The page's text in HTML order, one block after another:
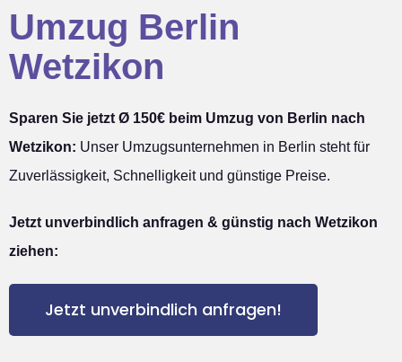
Umzug Berlin
Wetzikon
Sparen Sie jetzt Ø 150€ beim Umzug von Berlin nach
Wetzikon: Unser Umzugsunternehmen in Berlin steht für
Zuverlässigkeit, Schnelligkeit und günstige Preise.
Jetzt unverbindlich anfragen & günstig nach Wetzikon
ziehen:
Jetzt unverbindlich anfragen!